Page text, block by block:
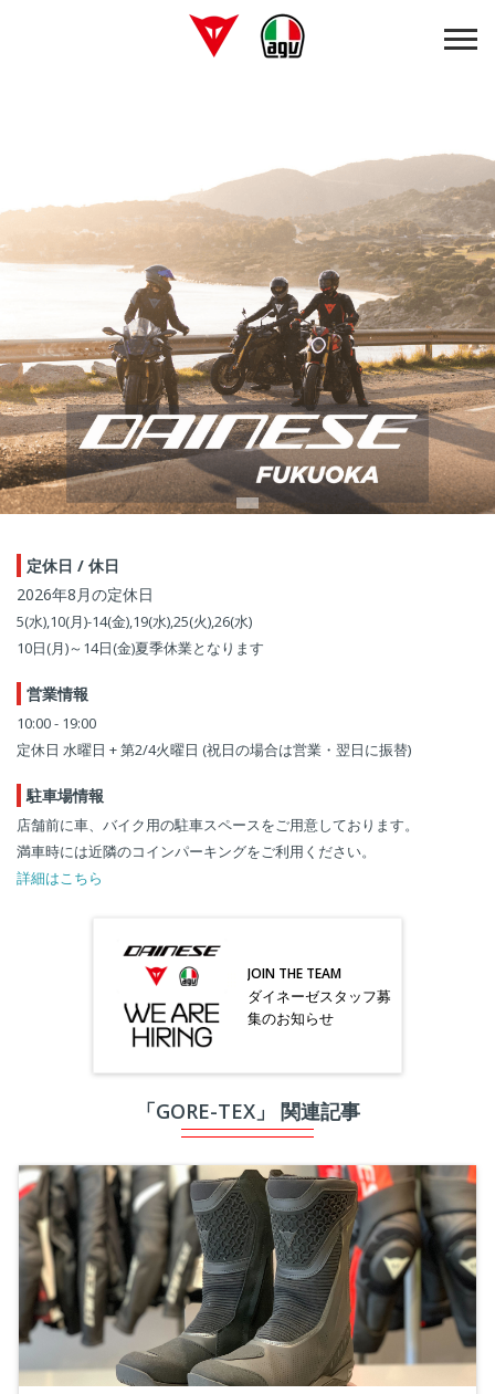
定休日 / 休日
2026年8月の定休日
5(水),10(月)-14(金),19(水),25(火),26(水)
10日(月)～14日(金)夏季休業となります
営業情報
10:00 - 19:00
定休日 水曜日 + 第2/4火曜日 (祝日の場合は営業・翌日に振替)
駐車場情報
店舗前に車、バイク用の駐車スペースをご用意しております。
満車時には近隣のコインパーキングをご利用ください。
詳細はこちら
JOIN THE TEAM
ダイネーゼスタッフ募
集のお知らせ
「GORE-TEX」 関連記事